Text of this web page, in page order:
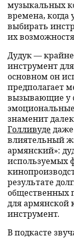
музыкальных
времена, когда
выбирать
их
Дудук —
инструмент
основном он
предполагает
вызывающие у
знаменит
Голливуде
влиятельный
армянский»:
используемых
результате
общественных
для
инструмент.
В подкасте